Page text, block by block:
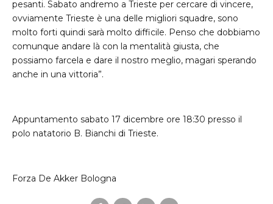
pesanti. Sabato andremo a Trieste per cercare di vincere,
ovviamente Trieste è una delle migliori squadre, sono
molto forti quindi sarà molto difficile. Penso che dobbiamo
comunque andare là con la mentalità giusta, che
possiamo farcela e dare il nostro meglio, magari sperando
anche in una vittoria”.
Appuntamento sabato 17 dicembre ore 18:30 presso il
polo natatorio B. Bianchi di Trieste.
Forza De Akker Bologna